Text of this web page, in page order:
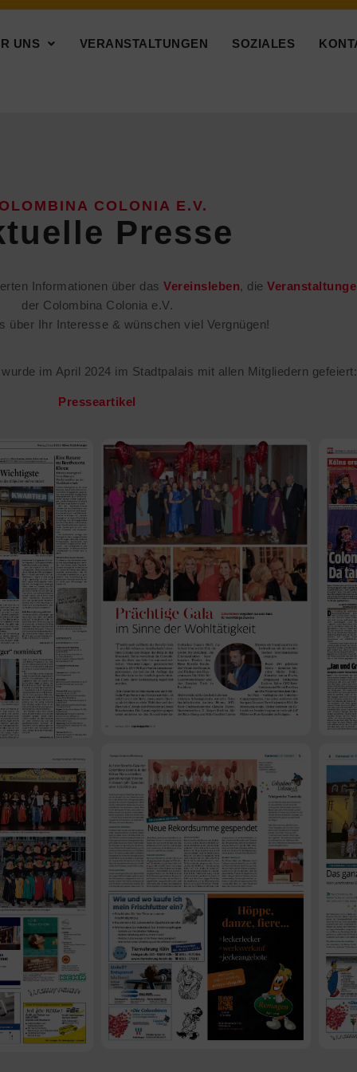
UNS VERANSTALTUNGEN SOZIALES
COLONIA E.V.
Presse
Informationen über dasVereinsleben, die
der Colombina Colonia e.V.
über Ihr Interesse & wünschen viel Vergnügen!
im April 2024 im Stadtpalais mit allen Mitgliedern gefeiert:
Presseartikel